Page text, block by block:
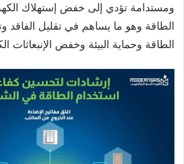
ومستدامة تؤدي إلى خفض إستهلاك
الطاقة وهو ما يساهم في تقليل الفاقد
الطاقة وحماية البيئة وخفض الإنبعاثات